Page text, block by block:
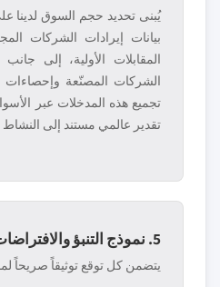
يُبنى تحديد حجم السوق لدينا
بيانات إيرادات الشركات
المقابلات الأولية، إلى
الشركات المصنّعة وإحصاءات
تجميع هذه المدخلات عبر
تقدير عالمي مستند إلى النشاط
5. نموذج التنبؤ والافتراضات الرئيسية
يتضمن كل توقع توثيقاً صريحاً